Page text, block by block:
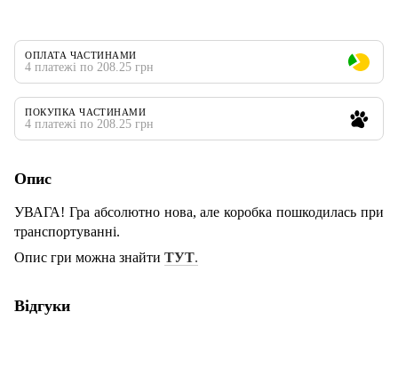
ОПЛАТА ЧАСТИНАМИ
4 платежі по 208.25 грн
ПОКУПКА ЧАСТИНАМИ
4 платежі по 208.25 грн
Опис
УВАГА! Гра абсолютно нова, але коробка пошкодилась при
транспортуванні.
Опис гри можна знайти ТУТ.
Відгуки